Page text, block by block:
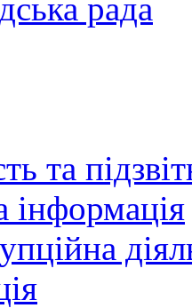
рада
та
інформація